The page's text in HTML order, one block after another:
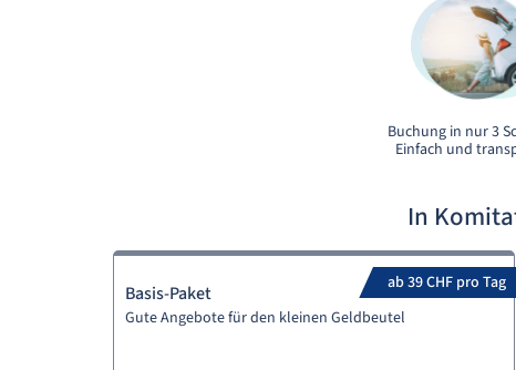
Buchung in nur 3
Einfach und
In
ab 39 CHF pro Tag
Basis-Paket
Gute Angebote für den kleinen Geldbeutel